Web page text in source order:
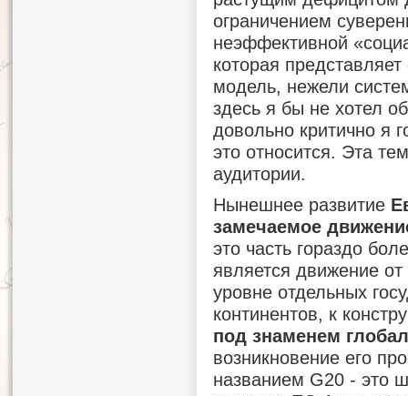
ограничением
неэффективной
которая
модель, нежели
здесь я бы не хотел
довольно критично я
это относится. Эта
аудитории.
Нынешнее развитие
замечаемое
это часть гораздо
является движение
уровне отдельных
континентов, к
под знаменем
возникновение его
названием G20 - это